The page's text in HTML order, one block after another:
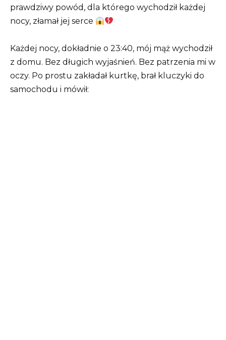
prawdziwy powód, dla którego wychodził każdej
nocy, złamał jej serce
Każdej nocy, dokładnie o 23:40, mój mąż wychodził
z domu. Bez długich wyjaśnień. Bez patrzenia mi w
oczy. Po prostu zakładał kurtkę, brał kluczyki do
samochodu i mówił: